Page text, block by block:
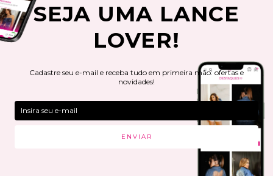
SEJA UMA LANCE
LOVER!
Cadastre seu e-mail e receba tudo em primeira mão: ofertas e
novidades!